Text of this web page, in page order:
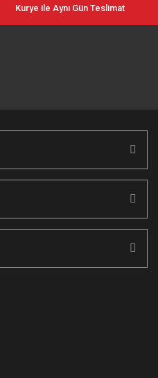
Kurye ile Aynı Gün Teslimat